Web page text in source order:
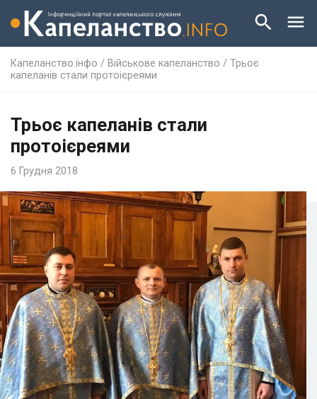
Капеланство.інфо / Військове капеланство / Трьоє
капеланів стали протоієреями
Трьоє капеланів стали
протоієреями
6 Грудня 2018